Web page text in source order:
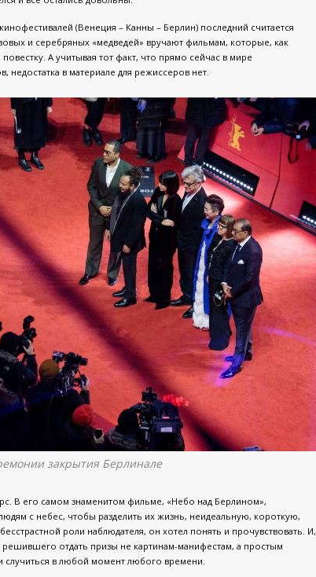
(Венеция – Канны – Берлин) последний считается
и серебряных «медведей» вручают фильмам, которые, как
А учитывая тот факт, что прямо сейчас в мире
в материале для режиссеров нет.
закрытия Берлинале
В его самом знаменитом фильме, «Небо над Берлином»,
с небес, чтобы разделить их жизнь, неидеальную, короткую,
роли наблюдателя, он хотел понять и прочувствовать. И,
отдать призы не картинам-манифестам, а простым
в любой момент любого времени.